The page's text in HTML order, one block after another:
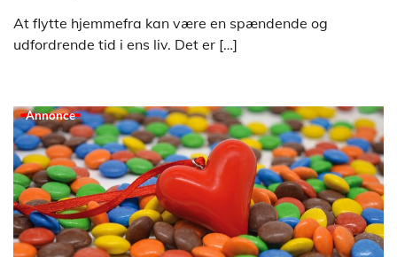
At flytte hjemmefra kan være en spændende og
udfordrende tid i ens liv. Det er […]
Annonce